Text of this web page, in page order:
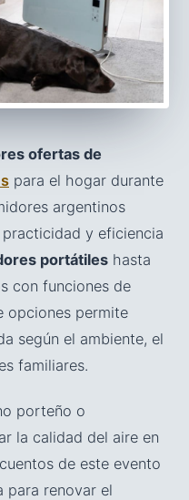
ofertas de
para el hogar durante
argentinos
y eficiencia
portátiles hasta
con funciones de
opciones permite
según el ambiente, el
familiares.
porteño o
la calidad del aire en
de este evento
para renovar el